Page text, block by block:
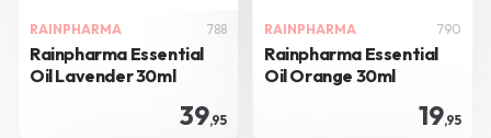
RAINPHARMA 788
Rainpharma Essential
Oil Lavender 30ml
39,95
RAINPHARMA 790
Rainpharma Essential
Oil Orange 30ml
19,95